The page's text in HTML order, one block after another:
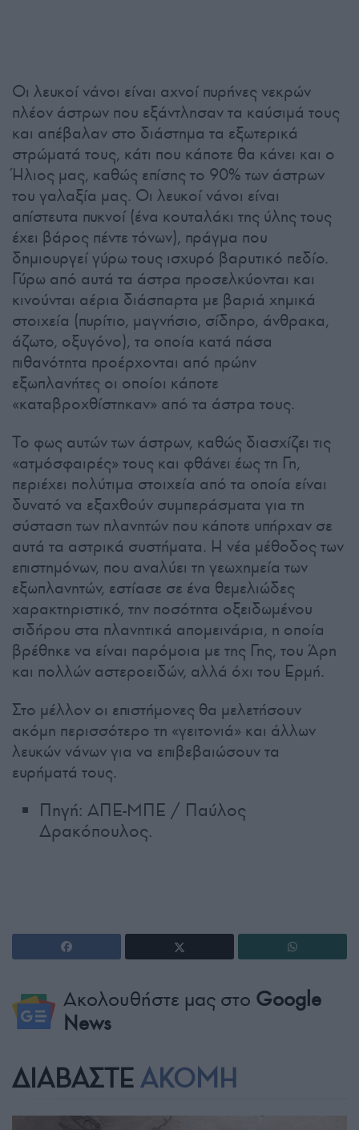
Οι λευκοί νάνοι είναι αχνοί πυρήνες νεκρών
πλέον άστρων που εξάντλησαν τα καύσιμά τους
και απέβαλαν στο διάστημα τα εξωτερικά
στρώματά τους, κάτι που κάποτε θα κάνει και ο
Ήλιος μας, καθώς επίσης το 90% των άστρων
του γαλαξία μας. Οι λευκοί νάνοι είναι
απίστευτα πυκνοί (ένα κουταλάκι της ύλης τους
έχει βάρος πέντε τόνων), πράγμα που
δημιουργεί γύρω τους ισχυρό βαρυτικό πεδίο.
Γύρω από αυτά τα άστρα προσελκύονται και
κινούνται αέρια διάσπαρτα με βαριά χημικά
στοιχεία (πυρίτιο, μαγνήσιο, σίδηρο, άνθρακα,
άζωτο, οξυγόνο), τα οποία κατά πάσα
πιθανότητα προέρχονται από πρώην
εξωπλανήτες οι οποίοι κάποτε
«καταβροχθίστηκαν» από τα άστρα τους.
Το φως αυτών των άστρων, καθώς διασχίζει τις
«ατμόσφαιρές» τους και φθάνει έως τη Γη,
περιέχει πολύτιμα στοιχεία από τα οποία είναι
δυνατό να εξαχθούν συμπεράσματα για τη
σύσταση των πλανητών που κάποτε υπήρχαν σε
αυτά τα αστρικά συστήματα. Η νέα μέθοδος των
επιστημόνων, που αναλύει τη γεωχημεία των
εξωπλανητών, εστίασε σε ένα θεμελιώδες
χαρακτηριστικό, την ποσότητα οξειδωμένου
σιδήρου στα πλανητικά απομεινάρια, η οποία
βρέθηκε να είναι παρόμοια με της Γης, του Άρη
και πολλών αστεροειδών, αλλά όχι του Ερμή.
Στο μέλλον οι επιστήμονες θα μελετήσουν
ακόμη περισσότερο τη «γειτονιά» και άλλων
λευκών νάνων για να επιβεβαιώσουν τα
ευρήματά τους.
Πηγή: ΑΠΕ-ΜΠΕ / Παύλος
Δρακόπουλος.
Ακολουθήστε μας στο Google
News
ΔΙΑΒΑΣΤΕ ΑΚΟΜΗ